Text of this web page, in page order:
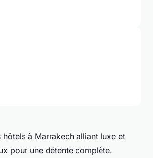
hôtels à Marrakech alliant luxe et
pour une détente complète.